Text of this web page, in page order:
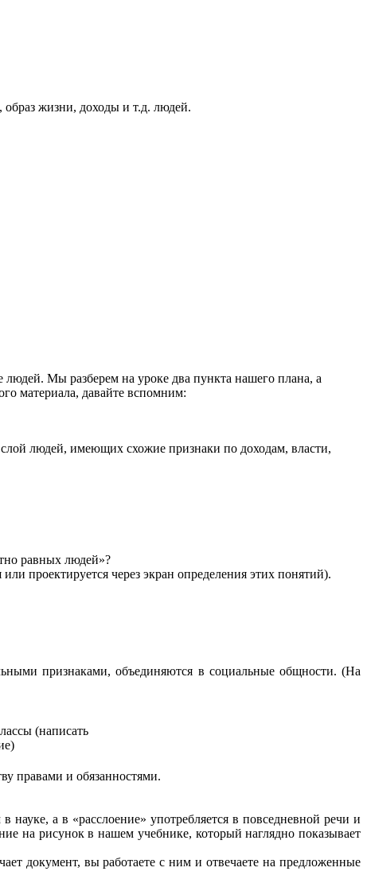
образ жизни, доходы и т.д. людей.
Мы разберем на уроке два пункта нашего плана, а
материала, давайте вспомним:
слой людей, имеющих схожие признаки по доходам, власти,
равных людей»?
проектируется через экран определения этих понятий).
признаками, объединяются в социальные общности. (На
(написать
правами и обязанностями.
а в «расслоение» употребляется в повседневной речи и
на рисунок в нашем учебнике, который наглядно показывает
документ, вы работаете с ним и отвечаете на предложенные